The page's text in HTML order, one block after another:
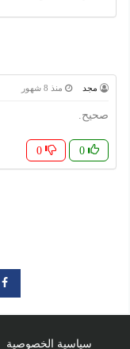
مجد منذ 8 شهور
صحيح.
0
0
سياسية الخصوصية